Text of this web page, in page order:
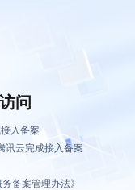
问
入备案
讯云完成接入备案
备案管理办法》